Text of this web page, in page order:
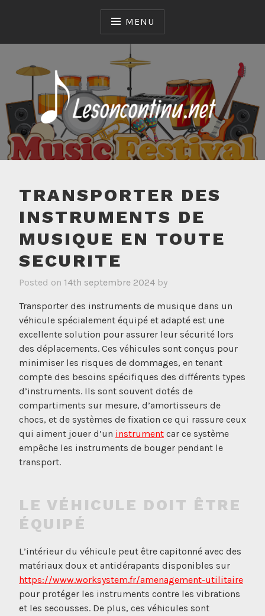
MENU
LESONCONTINU.NET
TRANSPORTER DES
INSTRUMENTS DE
MUSIQUE EN TOUTE
SECURITE
Posted on 14th septembre 2024 by
Transporter des instruments de musique dans un
véhicule spécialement équipé et adapté est une
excellente solution pour assurer leur sécurité lors
des déplacements. Ces véhicules sont conçus pour
minimiser les risques de dommages, en tenant
compte des besoins spécifiques des différents types
d’instruments. Ils sont souvent dotés de
compartiments sur mesure, d’amortisseurs de
chocs, et de systèmes de fixation ce qui rassure ceux
qui aiment jouer d’un instrument car ce système
empêche les instruments de bouger pendant le
transport.
LE VÉHICULE DOIT ÊTRE
ÉQUIPÉ
L’intérieur du véhicule peut être capitonné avec des
matériaux doux et antidérapants disponibles sur
https://www.worksystem.fr/amenagement-utilitaire
pour protéger les instruments contre les vibrations
et les secousses. De plus, ces véhicules sont